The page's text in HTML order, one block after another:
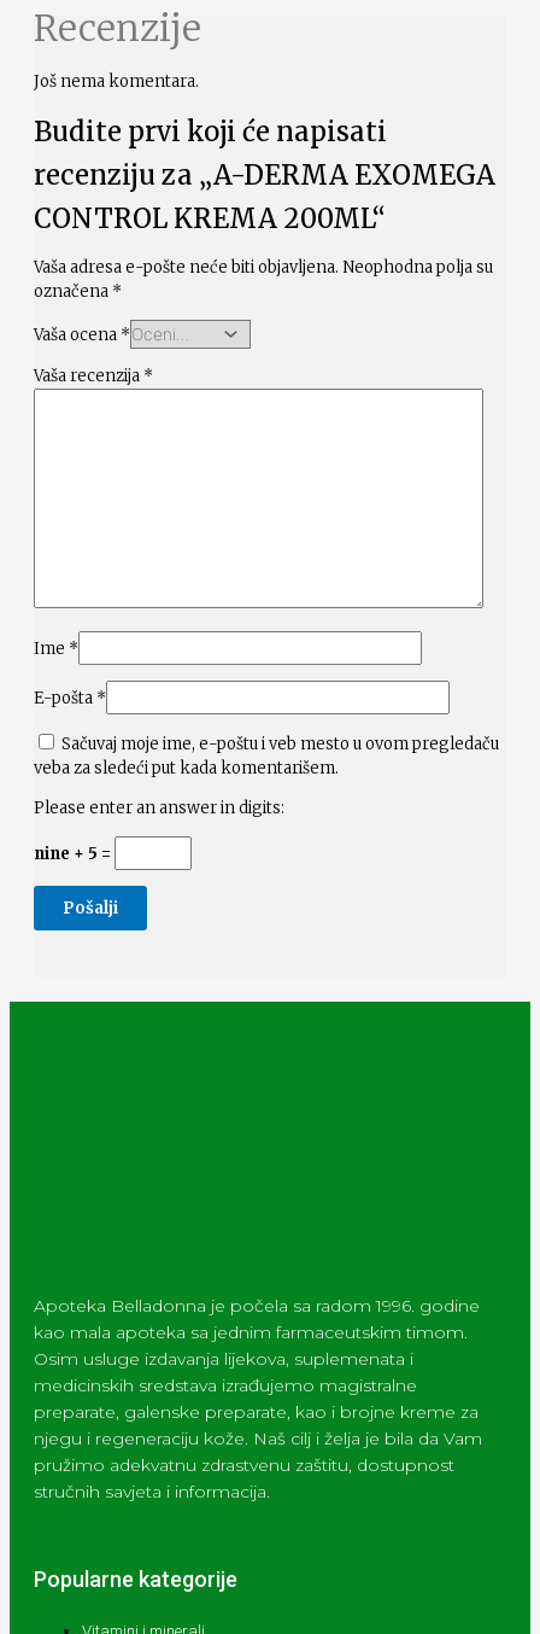
Recenzije
Još nema komentara.
Budite prvi koji će napisati
recenziju za „A-DERMA EXOMEGA
CONTROL KREMA 200ML“
Vaša adresa e-pošte neće biti objavljena. Neophodna polja su
označena *
Vaša ocena *
Vaša recenzija *
Ime *
E-pošta *
Sačuvaj moje ime, e-poštu i veb mesto u ovom pregledaču
veba za sledeći put kada komentarišem.
Please enter an answer in digits:
nine + 5 =
Apoteka Belladonna je počela sa radom 1996. godine
kao mala apoteka sa jednim farmaceutskim timom.
Osim usluge izdavanja lijekova, suplemenata i
medicinskih sredstava izrađujemo magistralne
preparate, galenske preparate, kao i brojne kreme za
njegu i regeneraciju kože. Naš cilj i želja je bila da Vam
pružimo adekvatnu zdrastvenu zaštitu, dostupnost
stručnih savjeta i informacija.
Popularne kategorije